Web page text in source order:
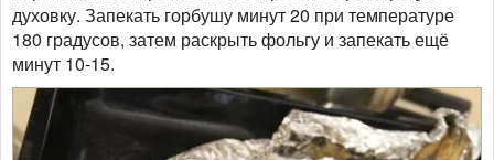
духовку. Запекать горбушу минут 20 при температуре
180 градусов, затем раскрыть фольгу и запекать ещё
минут 10-15.